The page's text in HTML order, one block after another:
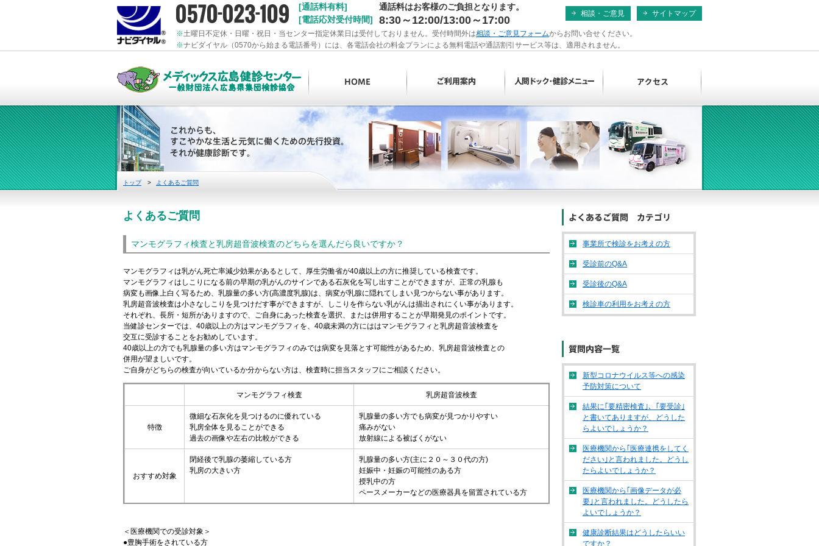
[通話料有料]
[電話応対受付時間]
通話料はお客様のご負担となります。
8:30～12:00/13:00～17:00
※土曜日不定休・日曜・祝日・当センター指定休業日は受付しておりません。受付時間外は相談・ご意見フォームからお問い合せください。
※ナビダイヤル（0570から始まる電話番号）には、各電話会社の料金プランによる無料電話や通話割引サービス等は、適用されません。
相談・ご意見 サイトマップ
トップ> よくあるご質問
よくあるご質問
マンモグラフィ検査と乳房超音波検査のどちらを選んだら良いですか？
マンモグラフィは乳がん死亡率減少効果があるとして、厚生労働省が40歳以上の方に推奨している検査です。
マンモグラフィはしこりになる前の早期の乳がんのサインである石灰化を写し出すことができますが、正常の乳腺も
病変も画像上白く写るため、乳腺量の多い方(高濃度乳腺)は、病変が乳腺に隠れてしまい見つからない事があります。
乳房超音波検査は小さなしこりを見つけだす事ができますが、しこりを作らない乳がんは描出されにくい事があります。
それぞれ、長所・短所がありますので、ご自身にあった検査を選択、または併用することが早期発見のポイントです。
当健診センターでは、40歳以上の方はマンモグラフィを、40歳未満の方にははマンモグラフィと乳房超音波検査を
交互に受診することをお勧めしています。
40歳以上の方でも乳腺量の多い方はマンモグラフィのみでは病変を見落とす可能性があるため、乳房超音波検査との
併用が望ましいです。
ご自身がどちらの検査が向いているか分からない方は、検査時に担当スタッフにご相談ください。
マンモグラフィ検査 乳房超音波検査
特徴
微細な石灰化を見つけるのに優れている
乳房全体を見ることができる
過去の画像や左右の比較ができる
乳腺量の多い方でも病変が見つかりやすい
痛みがない
放射線による被ばくがない
おすすめ対象
閉経後で乳腺の萎縮している方
乳房の大きい方
乳腺量の多い方(主に２０～３０代の方)
妊娠中・妊娠の可能性のある方
授乳中の方
ペースメーカーなどの医療器具を留置されている方
＜医療機関での受診対象＞
●豊胸手術をされている方
事業所で検診をお考えの方
受診前のQ&A
受診後のQ&A
検診車の利用をお考えの方
新型コロナウイルス等への感染
予防対策について
結果に｢要精密検査｣、｢要受診｣
と書いてありますが、どうした
らよいでしょうか？
医療機関から｢医療連携をしてく
ださい｣と言われました。どうし
たらよいでしょうか？
医療機関から｢画像データが必
要｣と言われました。どうしたら
よいでしょうか？
健康診断結果はどうしたらいい
ですか？